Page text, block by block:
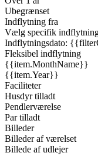
Ubegrænset
Indflytning fra
Vælg specifik
Indflytningsdato:
Fleksibel indflytning
{{item.MonthName}}
{{item.Year}}
Faciliteter
Husdyr tilladt
Pendlerværelse
Par tilladt
Billeder
Billeder af værelset
Billede af udlejer